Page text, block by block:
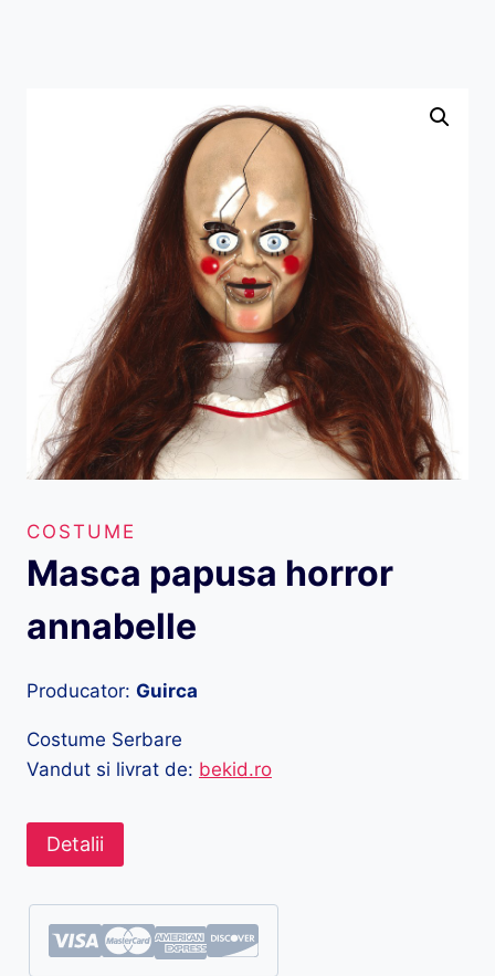
COSTUME
Masca papusa horror
annabelle
Producator: Guirca
Costume Serbare
Vandut si livrat de: bekid.ro
Detalii